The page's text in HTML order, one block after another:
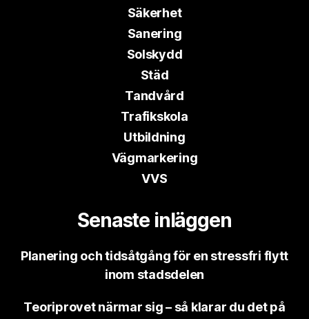
Säkerhet
Sanering
Solskydd
Städ
Tandvård
Trafikskola
Utbildning
Vägmarkering
VVS
Senaste inläggen
Planering och tidsåtgång för en stressfri flytt
inom stadsdelen
Teoriprovet närmar sig – så klarar du det på